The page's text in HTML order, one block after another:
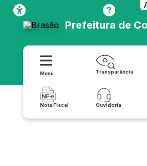
Prefeitura de
Menu Transparência
Nota Fiscal Ouvidoria